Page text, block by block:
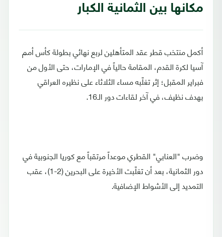
مكانها بين الثمانية الكبار
أكمل منتخب قطر عقد المتأهلين لربع نهائي بطولة كأس أمم
آسيا لكرة القدم، المقامة حالياً في الإمارات، حتى الأول من
فبراير المقبل؛ إثر تغلّبه مساء الثلاثاء على نظيره العراقي
بهدف نظيف، في آخر لقاءات دور الـ16.
وضرب "العنابي" القطري موعداً مرتقباً مع كوريا الجنوبية في
دور الثمانية، بعد أن تغلّبت الأخيرة على البحرين (2-1)، عقب
التمديد إلى الأشواط الإضافية.